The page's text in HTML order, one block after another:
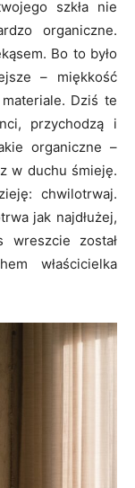
szkła nie
organiczne.
Bo to było
– miękkość
Dziś te
przychodzą i
organiczne –
w duchu śmieję.
chwilotrwaj.
jak najdłużej,
został
właścicielka